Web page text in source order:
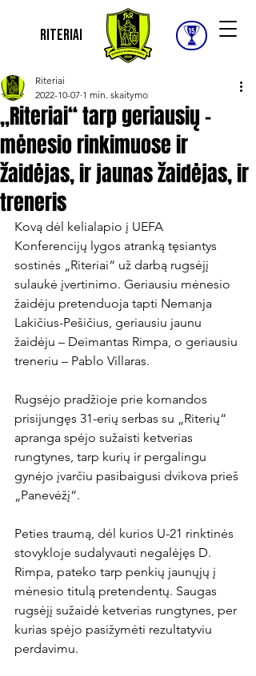
Riteriai
„Riteriai“ tarp geriausių –
mėnesio rinkimuose ir
žaidėjas, ir jaunas žaidėjas, ir
treneris
Riteriai
2022-10-07 1 min. skaitymo
Kovą dėl kelialapio į UEFA
Konferencijų lygos atranką tęsiantys
sostinės „Riteriai“ už darbą rugsėjį
sulaukė įvertinimo. Geriausiu mėnesio
žaidėju pretenduoja tapti Nemanja
Lakičius-Pešičius, geriausiu jaunu
žaidėju – Deimantas Rimpa, o geriausiu
treneriu – Pablo Villaras.
Rugsėjo pradžioje prie komandos
prisijungęs 31-erių serbas su „Riterių“
apranga spėjo sužaisti ketverias
rungtynes, tarp kurių ir pergalingu
gynėjo įvarčiu pasibaigusi dvikova prieš
„Panevėžį“.
Peties traumą, dėl kurios U-21 rinktinės
stovykloje sudalyvauti negalėjęs D.
Rimpa, pateko tarp penkių jaunųjų į
mėnesio titulą pretendentų. Saugas
rugsėjį sužaidė ketverias rungtynes, per
kurias spėjo pasižymėti rezultatyviu
perdavimu.